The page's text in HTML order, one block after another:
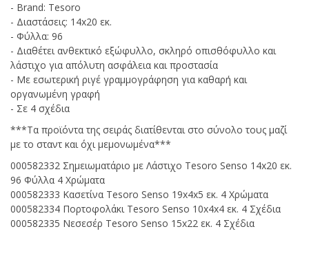
- Brand: Tesoro
- Διαστάσεις: 14x20 εκ.
- Φύλλα: 96
- Διαθέτει ανθεκτικό εξώφυλλο, σκληρό οπισθόφυλλο και
λάστιχο για απόλυτη ασφάλεια και προστασία
- Με εσωτερική ριγέ γραμμογράφηση για καθαρή και
οργανωμένη γραφή
- Σε 4 σχέδια
***Τα προϊόντα της σειράς διατίθενται στο σύνολο τους μαζί
με το σταντ και όχι μεμονωμένα***
000582332 Σημειωματάριο με Λάστιχο Tesoro Senso 14x20 εκ.
96 Φύλλα 4 Χρώματα
000582333 Κασετίνα Tesoro Senso 19x4x5 εκ. 4 Χρώματα
000582334 Πορτοφολάκι Tesoro Senso 10x4x4 εκ. 4 Σχέδια
000582335 Νεσεσέρ Tesoro Senso 15x22 εκ. 4 Σχέδια